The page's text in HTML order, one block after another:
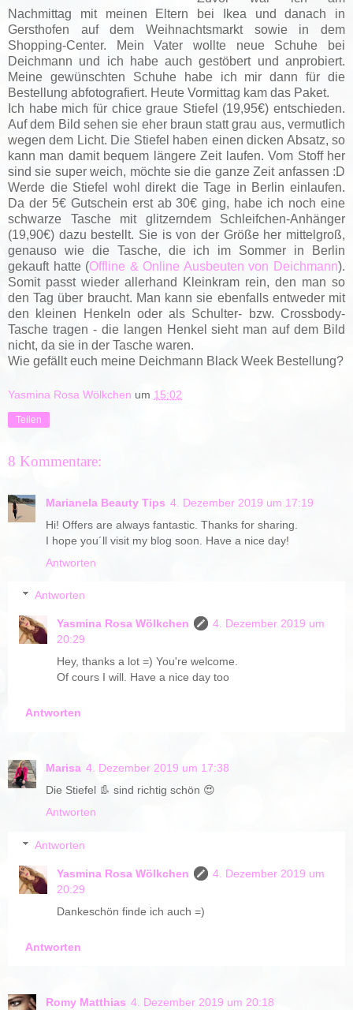
Nachmittag mit meinen Eltern bei Ikea und danach in
Gersthofen auf dem Weihnachtsmarkt sowie in dem
Shopping-Center. Mein Vater wollte neue Schuhe bei
Deichmann und ich habe auch gestöbert und anprobiert.
Meine gewünschten Schuhe habe ich mir dann für die
Bestellung abfotografiert. Heute Vormittag kam das Paket.
Ich habe mich für chice graue Stiefel (19,95€) entschieden.
Auf dem Bild sehen sie eher braun statt grau aus, vermutlich
wegen dem Licht. Die Stiefel haben einen dicken Absatz, so
kann man damit bequem längere Zeit laufen. Vom Stoff her
sind sie super weich, möchte sie die ganze Zeit anfassen :D
Werde die Stiefel wohl direkt die Tage in Berlin einlaufen.
Da der 5€ Gutschein erst ab 30€ ging, habe ich noch eine
schwarze Tasche mit glitzerndem Schleifchen-Anhänger
(19,90€) dazu bestellt. Sie is von der Größe her mittelgroß,
genauso wie die Tasche, die ich im Sommer in Berlin
gekauft hatte (Offline & Online Ausbeuten von Deichmann).
Somit passt wieder allerhand Kleinkram rein, den man so
den Tag über braucht. Man kann sie ebenfalls entweder mit
den kleinen Henkeln oder als Schulter- bzw. Crossbody-
Tasche tragen - die langen Henkel sieht man auf dem Bild
nicht, da sie in der Tasche waren.
Wie gefällt euch meine Deichmann Black Week Bestellung?
Yasmina Rosa Wölkchen um 15:02
Teilen
8 Kommentare:
Marianela Beauty Tips 4. Dezember 2019 um 17:19
Hi! Offers are always fantastic. Thanks for sharing.
I hope you´ll visit my blog soon. Have a nice day!
Antworten
Antworten
Yasmina Rosa Wölkchen
4. Dezember 2019 um
20:29
Hey, thanks a lot =) You're welcome.
Of cours I will. Have a nice day too
Antworten
Marisa 4. Dezember 2019 um 17:38
Die Stiefel 👢 sind richtig schön 😍
Antworten
Antworten
Yasmina Rosa Wölkchen
4. Dezember 2019 um
20:29
Dankeschön finde ich auch =)
Antworten
Romy Matthias 4. Dezember 2019 um 20:18